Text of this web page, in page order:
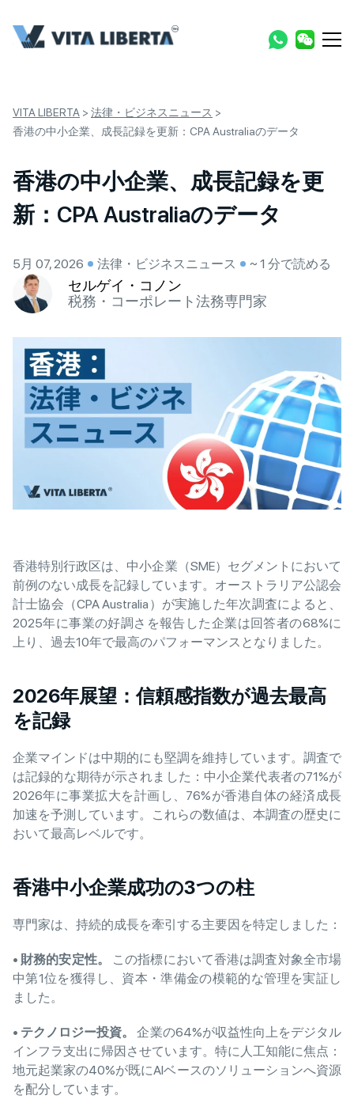
VITA LIBERTA > 法律・ビジネスニュース >
香港の中小企業、成長記録を更新：CPA Australiaのデータ
香港の中小企業、成長記録を更
新：CPA Australiaのデータ
5月 07, 2026 法律・ビジネスニュース ~ 1 分で読める
セルゲイ・コノン
税務・コーポレート法務専門家
香港特別行政区は、中小企業（SME）セグメントにおいて
前例のない成長を記録しています。オーストラリア公認会
計士協会（CPA Australia）が実施した年次調査によると、
2025年に事業の好調さを報告した企業は回答者の68%に
上り、過去10年で最高のパフォーマンスとなりました。
2026年展望：信頼感指数が過去最高
を記録
企業マインドは中期的にも堅調を維持しています。調査で
は記録的な期待が示されました：中小企業代表者の71%が
2026年に事業拡大を計画し、76%が香港自体の経済成長
加速を予測しています。これらの数値は、本調査の歴史に
おいて最高レベルです。
香港中小企業成功の3つの柱
専門家は、持続的成長を牽引する主要因を特定しました：
• 財務的安定性。
この指標において香港は調査対象全市場
中第1位を獲得し、資本・準備金の模範的な管理を実証し
ました。
• テクノロジー投資。
企業の64%が収益性向上をデジタル
インフラ支出に帰因させています。特に人工知能に焦点：
地元起業家の40%が既にAIベースのソリューションへ資源
を配分しています。